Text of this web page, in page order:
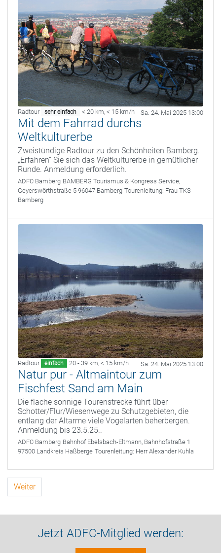
Radtour sehr einfach < 20 km, < 15 km/h Sa. 24. Mai 2025 13:00
Mit dem Fahrrad durchs
Weltkulturerbe
Zweistündige Radtour zu den Schönheiten Bamberg.
„Erfahren“ Sie sich das Weltkulturerbe in gemütlicher
Runde. Anmeldung erforderlich.
ADFC Bamberg BAMBERG Tourismus & Kongress Service,
Geyerswörthstraße 5 96047 Bamberg Tourenleitung: Frau TKS
Bamberg
Radtour einfach 20 - 39 km, < 15 km/h Sa. 24. Mai 2025 13:00
Natur pur - Altmaintour zum
Fischfest Sand am Main
Die flache sonnige Tourenstrecke führt über
Schotter/Flur/Wiesenwege zu Schutzgebieten, die
entlang der Altarme viele Vogelarten beherbergen.
Anmeldung bis 23.5.25..
ADFC Bamberg Bahnhof Ebelsbach-Eltmann, Bahnhofstraße 1
97500 Landkreis Haßberge Tourenleitung: Herr Alexander Kuhla
Weiter
Jetzt ADFC-Mitglied werden: